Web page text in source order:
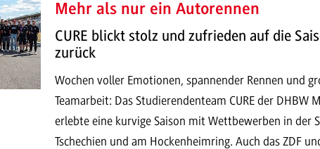
Mehr als nur ein Autorennen
CURE blickt stolz und zufrieden auf die
zurück
Wochen voller Emotionen, spannender Rennen und
Teamarbeit: Das Studierendenteam CURE der DHBW
erlebte eine kurvige Saison mit Wettbewerben in der
Tschechien und am Hockenheimring. Auch das ZDF